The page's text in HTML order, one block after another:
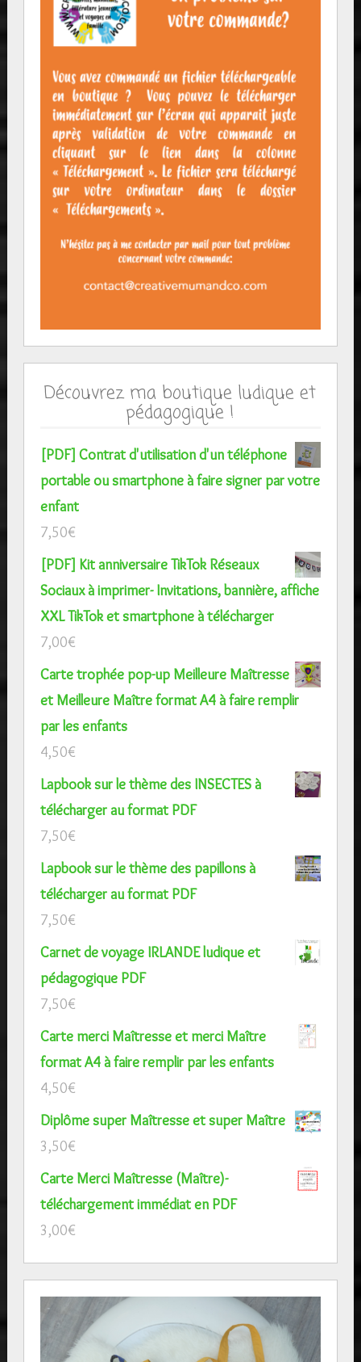
Découvrez ma boutique ludique et
pédagogique !
[PDF] Contrat d'utilisation d'un téléphone
portable ou smartphone à faire signer par votre
enfant
7,50€
[PDF] Kit anniversaire TikTok Réseaux
Sociaux à imprimer- Invitations, bannière, affiche
XXL TikTok et smartphone à télécharger
7,00€
Carte trophée pop-up Meilleure Maîtresse
et Meilleure Maître format A4 à faire remplir
par les enfants
4,50€
Lapbook sur le thème des INSECTES à
télécharger au format PDF
7,50€
Lapbook sur le thème des papillons à
télécharger au format PDF
7,50€
Carnet de voyage IRLANDE ludique et
pédagogique PDF
7,50€
Carte merci Maîtresse et merci Maître
format A4 à faire remplir par les enfants
4,50€
Diplôme super Maîtresse et super Maître
3,50€
Carte Merci Maîtresse (Maître)-
téléchargement immédiat en PDF
3,00€